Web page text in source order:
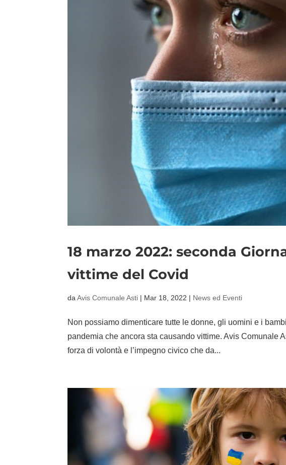
18 marzo 2022: seconda
vittime del Covid
daAvis Comunale Asti | Mar 18, 2022 | News ed Eventi
Non possiamo dimenticare tutte le donne, gli uomini e i
pandemia che ancora sta causando vittime. Avis Comunale
forza di volontà e l’impegno civico che da...